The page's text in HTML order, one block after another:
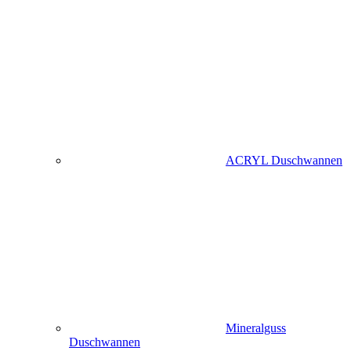
ACRYL Duschwannen
Mineralguss
Duschwannen